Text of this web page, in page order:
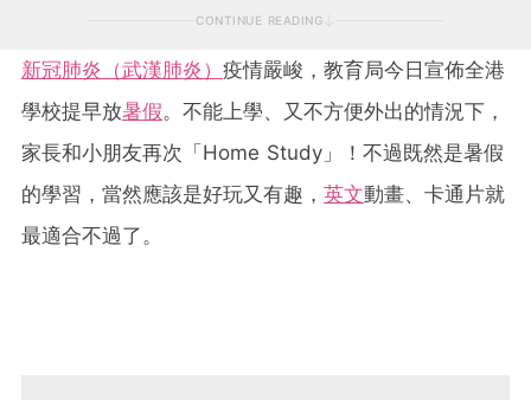
CONTINUE READING
新冠肺炎（武漢肺炎） 疫情嚴峻，教育局今日宣佈全港
學校提早放暑假。不能上學、又不方便外出的情況下，
家長和小朋友再次「Home Study」！不過既然是暑假
的學習，當然應該是好玩又有趣， 英文動畫、卡通片就
最適合不過了。